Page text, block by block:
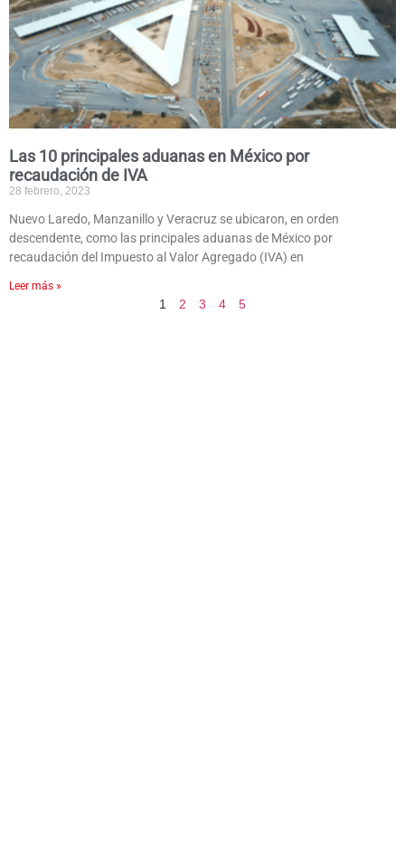
Las 10 principales aduanas en México por
recaudación de IVA
28 febrero, 2023
Nuevo Laredo, Manzanillo y Veracruz se ubicaron, en orden
descendente, como las principales aduanas de México por
recaudación del Impuesto al Valor Agregado (IVA) en
Leer más »
1 2 3 4 5